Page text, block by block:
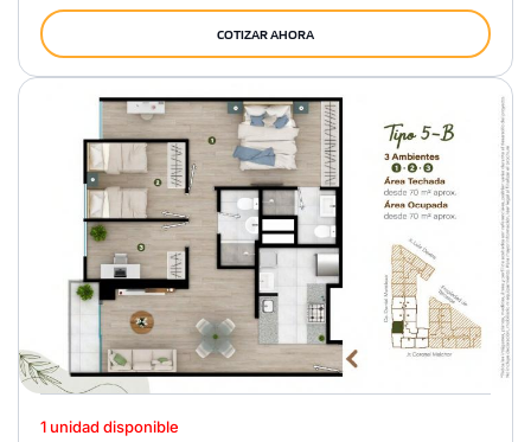
COTIZAR AHORA
1 unidad disponible